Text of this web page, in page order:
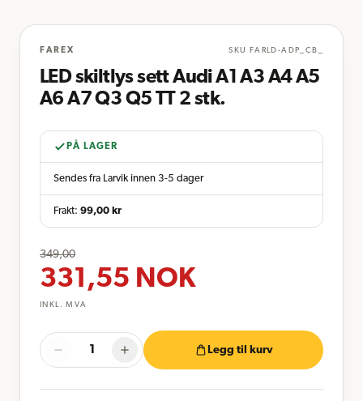
FAREX SKU FARLD-ADP_CB_
LED skiltlys sett Audi A1 A3 A4 A5
A6 A7 Q3 Q5 TT 2 stk.
PÅ LAGER
Sendes fra Larvik innen 3-5 dager
Frakt: 99,00 kr
349,00
331,55 NOK
INKL. MVA
Legg til kurv